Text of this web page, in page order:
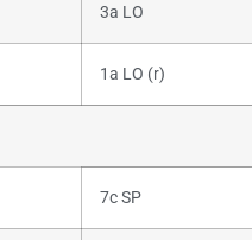
3a LO
1a LO (r)
7c SP